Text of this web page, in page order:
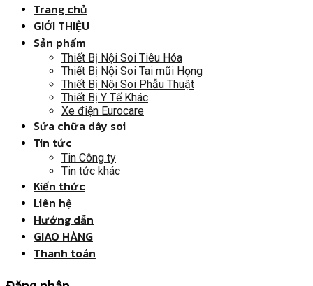
Trang chủ
GIỚI THIỆU
Sản phẩm
Thiết Bị Nội Soi Tiêu Hóa
Thiết Bị Nội Soi Tai mũi Họng
Thiết Bị Nội Soi Phẫu Thuật
Thiết Bị Y Tế Khác
Xe điện Eurocare
Sửa chữa dây soi
Tin tức
Tin Công ty
Tin tức khác
Kiến thức
Liên hệ
Hướng dẫn
GIAO HÀNG
Thanh toán